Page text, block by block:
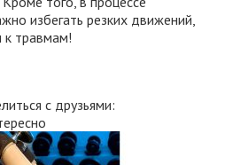
избегать резких движений,
к травмам!
с друзьями: